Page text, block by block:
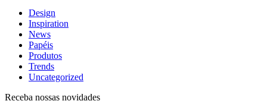
Design
Inspiration
News
Papéis
Produtos
Trends
Uncategorized
Receba nossas novidades